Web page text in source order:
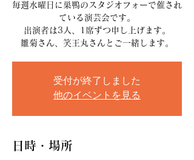
毎週水曜日に巣鴨のスタジオフォーで催され
ている演芸会です。
出演者は3人、1席ずつ申し上げます。
雛菊さん、笑王丸さんとご一緒します。
受付が終了しました
他のイベントを見る
日時・場所